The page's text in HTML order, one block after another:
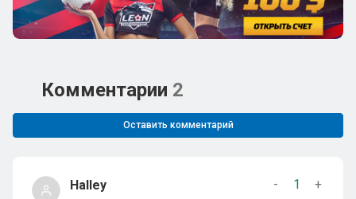
Комментарии 2
Оставить комментарий
Halley - 1
+